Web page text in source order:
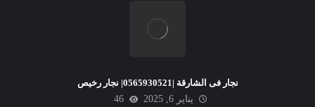
نجار فى الشارقة |0565930521| نجار رخيص
يناير 6, 2025
46